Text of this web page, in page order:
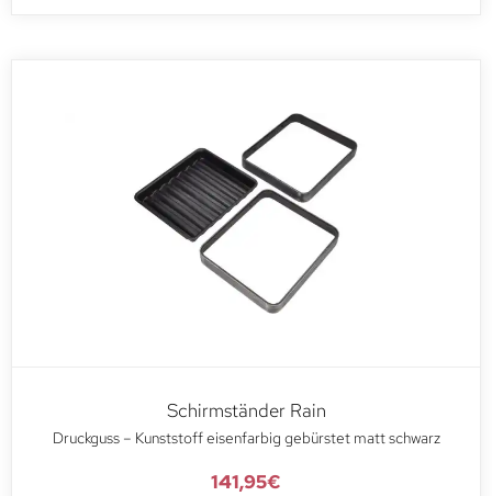
Schirmständer Rain
Druckguss – Kunststoff eisenfarbig gebürstet matt schwarz
141,95€